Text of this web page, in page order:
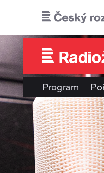
Program